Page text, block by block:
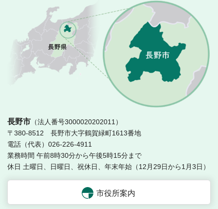
長野市 （法人番号3000020202011）
〒380-8512 長野市大字鶴賀緑町1613番地
電話（代表）026-226-4911
業務時間 午前8時30分から午後5時15分まで
休日 土曜日、日曜日、祝休日、年末年始（12月29日から1月3日）
市役所案内